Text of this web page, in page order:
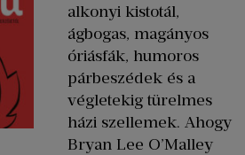
alkonyi kistotál,
ágbogas, magányos
óriásfák, humoros
párbeszédek és a
végletekig türelmes
házi szellemek. Ahogy
Bryan Lee O’Malley